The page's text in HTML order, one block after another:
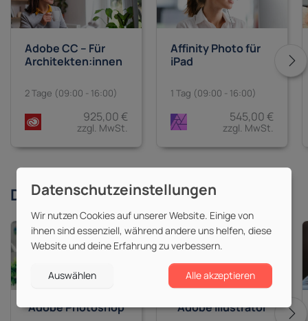
Adobe CC – Für
Architekten:innen
2 Tage (09:00 - 16:00)
925,00 €
zzgl. MwSt.
Affinity Photo für
iPad
1 Tag (09:00 - 16:00)
545,00 €
zzgl. MwSt.
Derzeit beliebteThemen
Adobe Photoshop Adobe Illustrator
Wir nutzen Cookies auf unserer Website. Einige von
ihnen sind essenziell, während andere uns helfen, diese
Website und deine Erfahrung zu verbessern.
Auswählen Alle akzeptieren